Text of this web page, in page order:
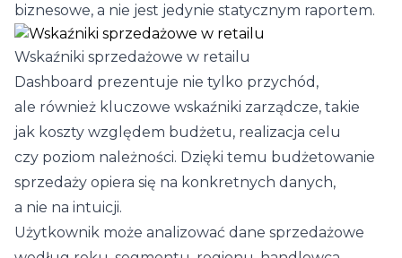
biznesowe, a nie jest jedynie statycznym raportem.
Wskaźniki sprzedażowe w retailu
Dashboard prezentuje nie tylko przychód,
ale również kluczowe wskaźniki zarządcze, takie
jak koszty względem budżetu, realizacja celu
czy poziom należności. Dzięki temu budżetowanie
sprzedaży opiera się na konkretnych danych,
a nie na intuicji.
Użytkownik może analizować dane sprzedażowe